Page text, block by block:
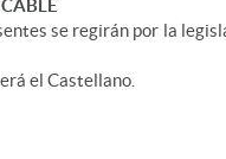
se regirán por la
el Castellano.